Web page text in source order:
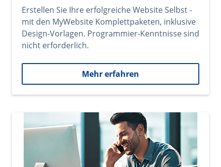
Erstellen Sie Ihre erfolgreiche Website Selbst -
mit den MyWebsite Komplettpaketen, inklusive
Design-Vorlagen. Programmier-Kenntnisse sind
nicht erforderlich.
Mehr erfahren